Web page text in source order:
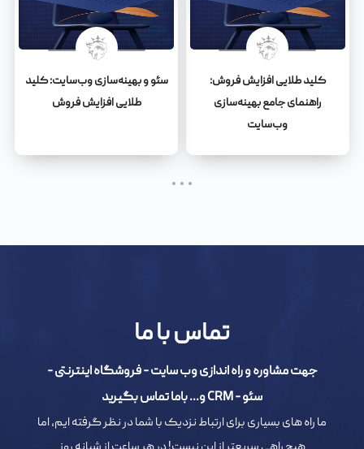
کلید طلایی افزایش فروش:
راهنمای جامع بهینه‌سازی
وب‌سایت
سئو و بهینه‌سازی وب‌سایت: کلید
طلایی افزایش فروش
تماس با ما
جهت مشاوره و راه اندازی وب سایت - فروشگاه اینترنتی -
سئو - CRM و... باما تماس بگیرید
ما راه های بسیاری برای ارتباط نزدیک با شما در نظر گرفته ایم، اما